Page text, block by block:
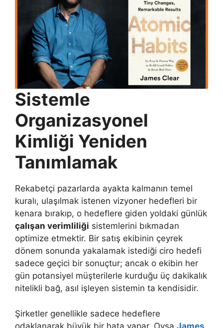
Sistemle
Organizasyonel
Kimliği Yeniden
Tanımlamak
Rekabetçi pazarlarda ayakta kalmanın temel
kuralı, ulaşılmak istenen vizyoner hedefleri bir
kenara bırakıp, o hedeflere giden yoldaki günlük
çalışan verimliliği sistemlerini bıkmadan
optimize etmektir. Bir satış ekibinin çeyrek
dönem sonunda yakalamak istediği ciro hedefi
sadece geçici bir sonuçtur; ancak o ekibin her
gün potansiyel müşterilerle kurduğu üç dakikalık
nitelikli bağ, asıl işleyen sistemin ta kendisidir.
Şirketler genellikle sadece hedeflere
odaklanarak büyük bir hata yapar. Oysa James